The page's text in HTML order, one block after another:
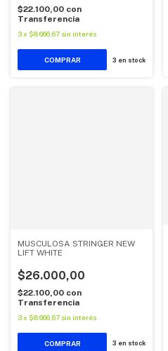
$22.100,00 con
Transferencia
3x $8.666,67 sin interés
COMPRAR 3 en stock
MUSCULOSA STRINGER NEW
LIFT WHITE
$26.000,00
$22.100,00 con
Transferencia
3x $8.666,67 sin interés
COMPRAR 3 en stock